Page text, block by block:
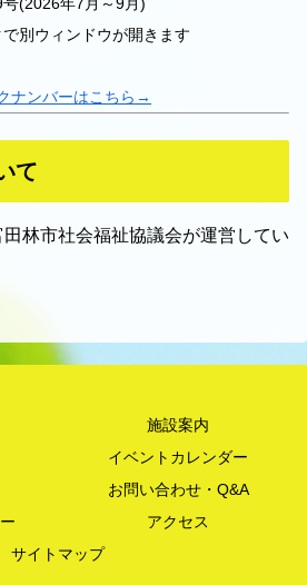
(2026年7月～9月)
別ウィンドウが開きます
ナンバーはこちら→
て
林市社会福祉協議会が運営してい
施設案内
イベントカレンダー
お問い合わせ・Q&A
アクセス
サイトマップ